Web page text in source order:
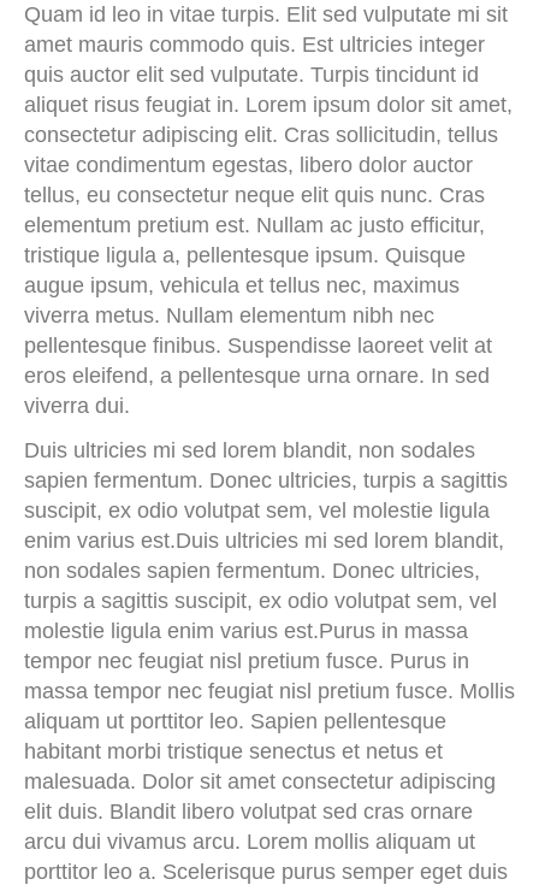
Quam id leo in vitae turpis. Elit sed vulputate mi sit
amet mauris commodo quis. Est ultricies integer
quis auctor elit sed vulputate. Turpis tincidunt id
aliquet risus feugiat in. Lorem ipsum dolor sit amet,
consectetur adipiscing elit. Cras sollicitudin, tellus
vitae condimentum egestas, libero dolor auctor
tellus, eu consectetur neque elit quis nunc. Cras
elementum pretium est. Nullam ac justo efficitur,
tristique ligula a, pellentesque ipsum. Quisque
augue ipsum, vehicula et tellus nec, maximus
viverra metus. Nullam elementum nibh nec
pellentesque finibus. Suspendisse laoreet velit at
eros eleifend, a pellentesque urna ornare. In sed
viverra dui.
Duis ultricies mi sed lorem blandit, non sodales
sapien fermentum. Donec ultricies, turpis a sagittis
suscipit, ex odio volutpat sem, vel molestie ligula
enim varius est.Duis ultricies mi sed lorem blandit,
non sodales sapien fermentum. Donec ultricies,
turpis a sagittis suscipit, ex odio volutpat sem, vel
molestie ligula enim varius est.Purus in massa
tempor nec feugiat nisl pretium fusce. Purus in
massa tempor nec feugiat nisl pretium fusce. Mollis
aliquam ut porttitor leo. Sapien pellentesque
habitant morbi tristique senectus et netus et
malesuada. Dolor sit amet consectetur adipiscing
elit duis. Blandit libero volutpat sed cras ornare
arcu dui vivamus arcu. Lorem mollis aliquam ut
porttitor leo a. Scelerisque purus semper eget duis